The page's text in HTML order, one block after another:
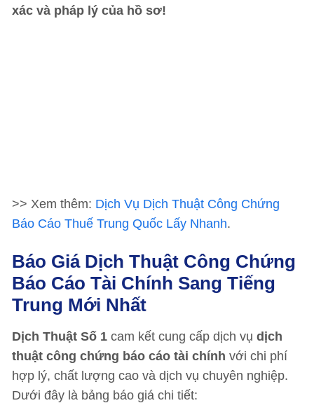
xác và pháp lý của hồ sơ!
>> Xem thêm: Dịch Vụ Dịch Thuật Công Chứng
Báo Cáo Thuế Trung Quốc Lấy Nhanh.
Báo Giá Dịch Thuật Công Chứng
Báo Cáo Tài Chính Sang Tiếng
Trung Mới Nhất
Dịch Thuật Số 1 cam kết cung cấp dịch vụ dịch
thuật công chứng báo cáo tài chính với chi phí
hợp lý, chất lượng cao và dịch vụ chuyên nghiệp.
Dưới đây là bảng báo giá chi tiết: